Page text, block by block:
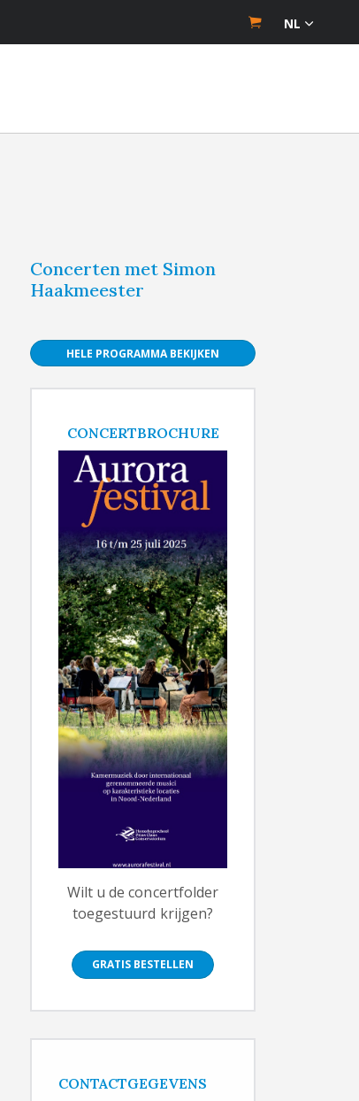
NL
Concerten met Simon
Haakmeester
HELE PROGRAMMA BEKIJKEN
CONCERTBROCHURE
Wilt u de concertfolder
toegestuurd krijgen?
GRATIS BESTELLEN
CONTACTGEGEVENS